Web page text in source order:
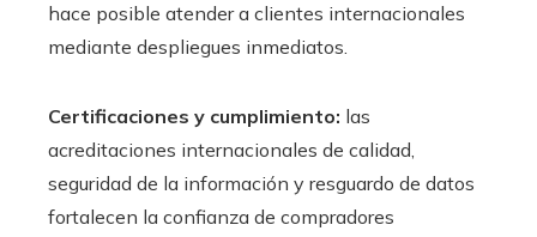
hace posible atender a clientes internacionales
mediante despliegues inmediatos.
Certificaciones y cumplimiento: las
acreditaciones internacionales de calidad,
seguridad de la información y resguardo de datos
fortalecen la confianza de compradores